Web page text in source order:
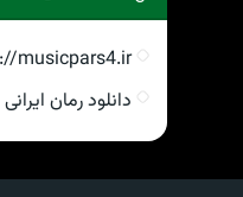
musicpars4.ir/
دانلود رمان ایرانی